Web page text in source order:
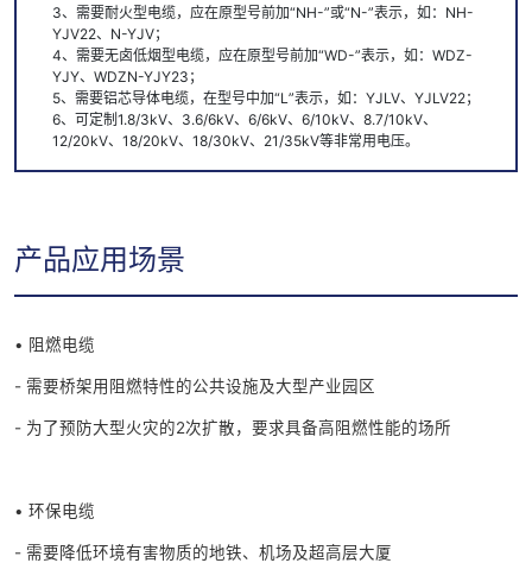
3、需要耐火型电缆，应在原型号前加“NH-”或“N-”表示，如：NH-
YJV22、N-YJV；
4、需要无卤低烟型电缆，应在原型号前加“WD-”表示，如：WDZ-
YJY、WDZN-YJY23；
5、需要铝芯导体电缆，在型号中加“L”表示，如：YJLV、YJLV22；
6、可定制1.8/3kV、3.6/6kV、6/6kV、6/10kV、8.7/10kV、
12/20kV、18/20kV、18/30kV、21/35kV等非常用电压。
产品应用场景
• 阻燃电缆
- 需要桥架用阻燃特性的公共设施及大型产业园区
- 为了预防大型火灾的2次扩散，要求具备高阻燃性能的场所
• 环保电缆
- 需要降低环境有害物质的地铁、机场及超高层大厦